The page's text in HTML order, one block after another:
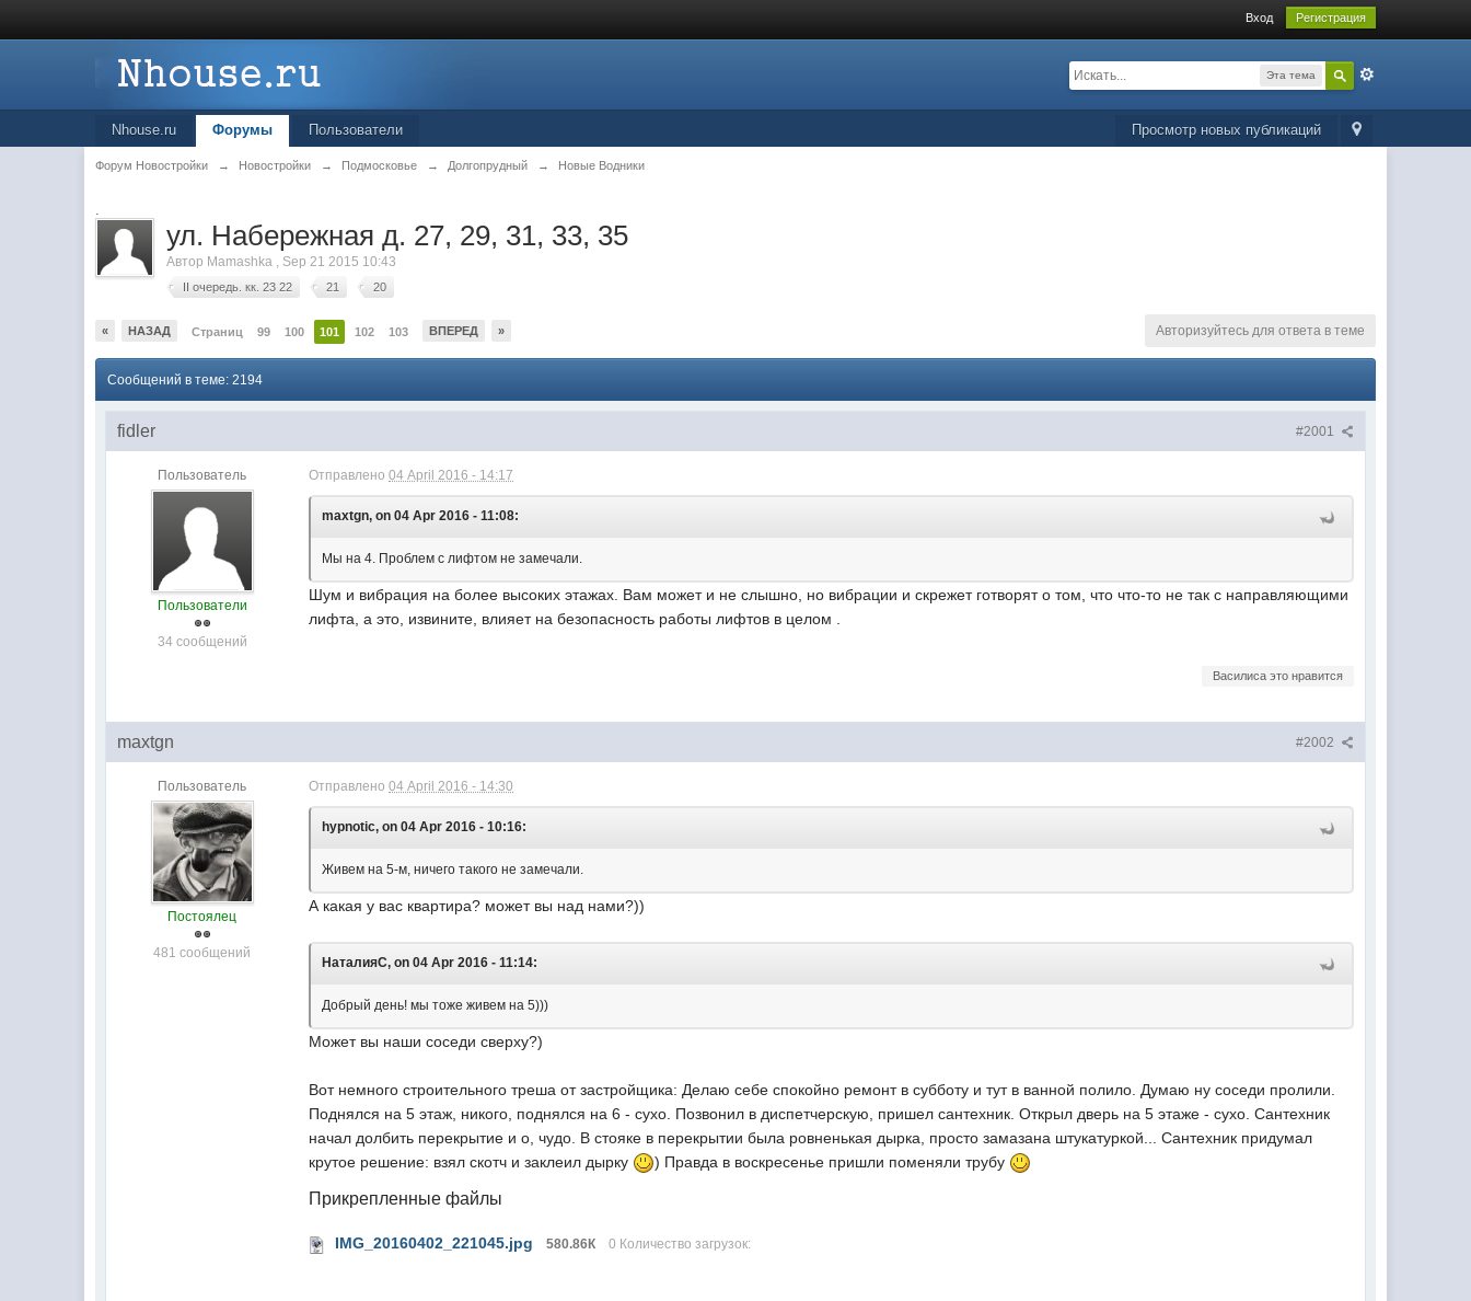
Вход Регистрация
Эта тема
Просмотр новых публикаций
Nhouse.ru Форумы Пользователи
Форум Новостройки → Новостройки → Подмосковье → Долгопрудный → Новые Водники
.
ул. Набережная д. 27, 29, 31, 33, 35
Автор Mamashka , Sep 21 2015 10:43
II очередь. кк. 23 22 21 20
« НАЗАД Страниц 99 100 101 102 103 ВПЕРЕД » Авторизуйтесь для ответа в теме
Сообщений в теме: 2194
#2001
fidler
Пользователь
Пользователи
34 сообщений
Отправлено04 April 2016 - 14:17
maxtgn, on 04 Apr 2016 - 11:08:
Мы на 4. Проблем с лифтом не замечали.
Шум и вибрация на более высоких этажах. Вам может и не слышно, но вибрации и скрежет готворят о том, что что-то не так с направляющими
лифта, а это, извините, влияет на безопасность работы лифтов в целом .
Василиса это нравится
#2002
maxtgn
Пользователь
Постоялец
481 сообщений
Отправлено04 April 2016 - 14:30
hypnotic, on 04 Apr 2016 - 10:16:
Живем на 5-м, ничего такого не замечали.
А какая у вас квартира? может вы над нами?))
НаталияС, on 04 Apr 2016 - 11:14:
Добрый день! мы тоже живем на 5)))
Может вы наши соседи сверху?)
Вот немного строительного треша от застройщика: Делаю себе спокойно ремонт в субботу и тут в ванной полило. Думаю ну соседи пролили.
Поднялся на 5 этаж, никого, поднялся на 6 - сухо. Позвонил в диспетчерскую, пришел сантехник. Открыл дверь на 5 этаже - сухо. Сантехник
начал долбить перекрытие и о, чудо. В стояке в перекрытии была ровненькая дырка, просто замазана штукатуркой... Сантехник придумал
крутое решение: взял скотч и заклеил дырку
) Правда в воскресенье пришли поменяли трубу
Прикрепленные файлы
IMG_20160402_221045.jpg 580.86К 0 Количество загрузок: